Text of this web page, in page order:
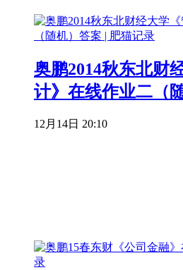
奥鹏2014秋东北财
计》在线作业二（
12月14日 20:10